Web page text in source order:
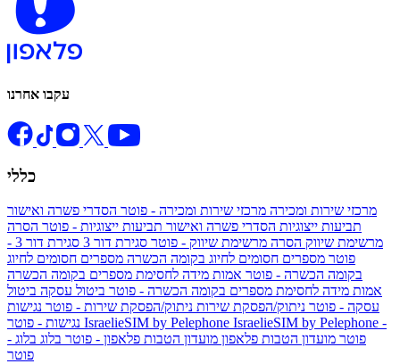
עקבו אחרנו
כללי
מרכזי שירות ומכירה מרכזי שירות ומכירה - פוטר הסדרי פשרה ואישור
תביעות ייצוגיות הסדרי פשרה ואישור תביעות ייצוגיות - פוטר הסרה
מרשימת שיווק הסרה מרשימת שיווק - פוטר סגירת דור 3
סגירת דור 3 -
פוטר מספרים חסומים לחיוג בקומה הכשרה מספרים חסומים לחיוג
בקומה הכשרה - פוטר אמות מידה לחסימת מספרים בקומה הכשרה
אמות מידה לחסימת מספרים בקומה הכשרה - פוטר ביטול עסקה ביטול
עסקה - פוטר ניתוק/הפסקת שירות ניתוק/הפסקת שירות - פוטר נגישות
IsraelieSIM by Pelephone IsraelieSIM by Pelephone -
פוטר מועדון הטבות פלאפון מועדון הטבות פלאפון - פוטר בלוג בלוג -
פוטר